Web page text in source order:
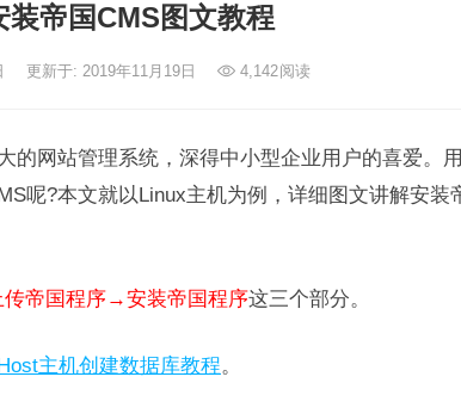
帝国CMS图文教程
更新于: 2019年11月19日 4,142阅读
的网站管理系统，深得中小型企业用户的喜爱。用
呢?本文就以Linux主机为例，详细图文讲解安装
帝国程序→安装帝国程序这三个部分。
主机创建数据库教程。